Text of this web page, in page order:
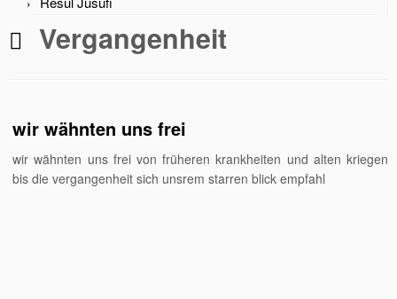
Vergangenheit
wir wähnten uns frei
wir wähnten uns frei von früheren krankheiten und alten kriegen
bis die vergangenheit sich unsrem starren blick empfahl